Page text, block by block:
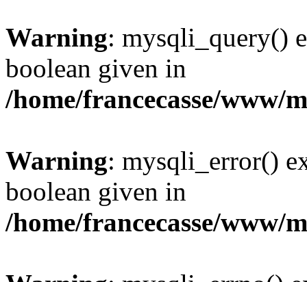
Warning: mysqli_query()
boolean given in
/home/francecasse/www/
Warning: mysqli_error()
boolean given in
/home/francecasse/www/